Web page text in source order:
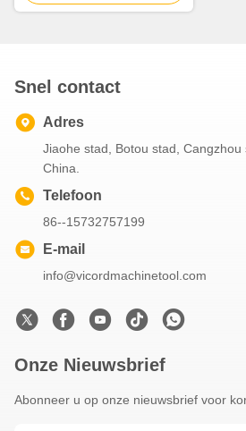
Snel contact
Adres
Jiaohe stad, Botou stad,
China.
Telefoon
86--15732757199
E-mail
info@vicordmachinetool.com
Onze Nieuwsbrief
Abonneer u op onze nieuwsbrief voor